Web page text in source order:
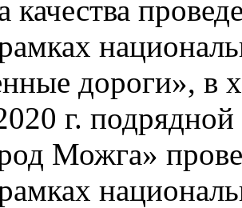
качества
дороги», в
г.
Можга»